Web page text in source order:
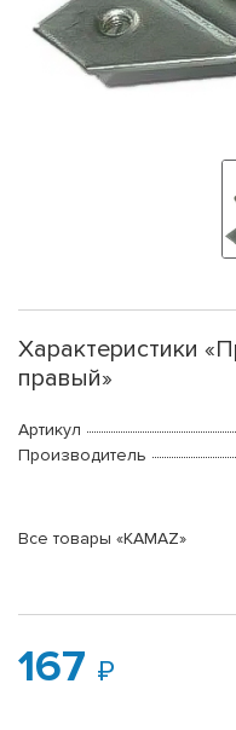
Характеристики
правый»
Артикул
Производитель
Все товары «KAMAZ»
167